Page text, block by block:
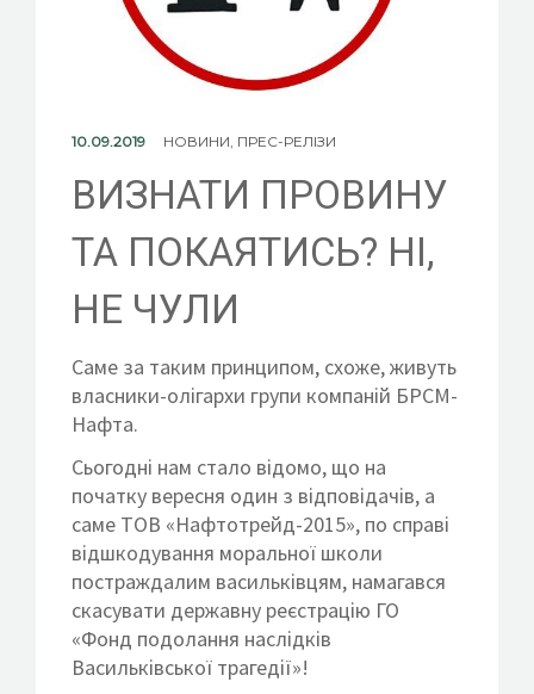
10.09.2019 НОВИНИ ПРЕС-РЕЛІЗИ
ВИЗНАТИ ПРОВИНУ
ТА ПОКАЯТИСЬ? НІ,
НЕ ЧУЛИ
Саме за таким принципом, схоже, живуть
власники-олігархи групи компаній БРСМ-
Нафта.
Сьогодні нам стало відомо, що на
початку вересня один з відповідачів, а
саме ТОВ «Нафтотрейд-2015», по справі
відшкодування моральної школи
постраждалим васильківцям, намагався
скасувати державну реєстрацію ГО
«Фонд подолання наслідків
Васильківської трагедії»!